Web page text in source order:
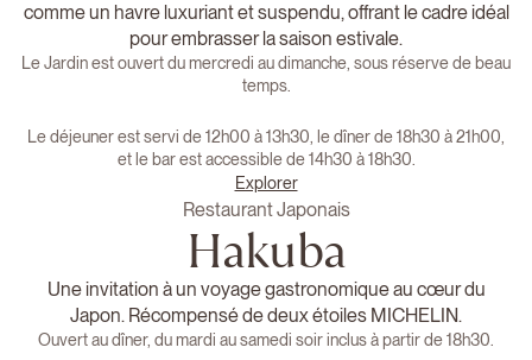
comme un havre luxuriant et suspendu, offrant le cadre idéal
pour embrasser la saison estivale.
Le Jardin est ouvert du mercredi au dimanche, sous réserve de beau
temps.
Le déjeuner est servi de 12h00 à 13h30, le dîner de 18h30 à 21h00,
et le bar est accessible de 14h30 à 18h30.
Explorer
Restaurant Japonais
Hakuba
Une invitation à un voyage gastronomique au cœur du
Japon. Récompensé de deux étoiles MICHELIN.
Ouvert au dîner, du mardi au samedi soir inclus à partir de 18h30.